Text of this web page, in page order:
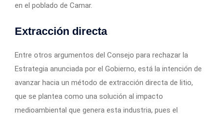
en el poblado de Camar.
Extracción directa
Entre otros argumentos del Consejo para rechazar la
Estrategia anunciada por el Gobierno, está la intención de
avanzar hacia un método de extracción directa de litio,
que se plantea como una solución al impacto
medioambiental que genera esta industria, pues el